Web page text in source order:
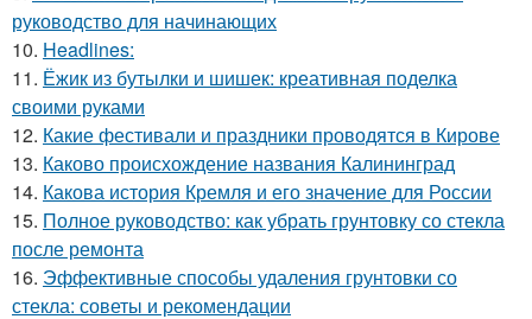
руководство для начинающих
10. Headlines:
11. Ёжик из бутылки и шишек: креативная поделка
своими руками
12. Какие фестивали и праздники проводятся в Кирове
13. Каково происхождение названия Калининград
14. Какова история Кремля и его значение для России
15. Полное руководство: как убрать грунтовку со стекла
после ремонта
16. Эффективные способы удаления грунтовки со
стекла: советы и рекомендации